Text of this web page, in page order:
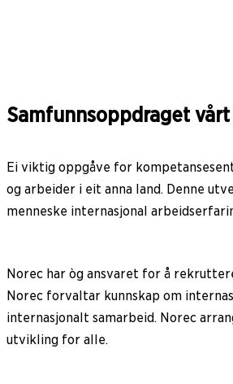
Samfunnsoppdraget vårt
Ei viktig oppgåve for
og arbeider i eit anna land. Denne
menneske internasjonal
Norec har òg ansvaret for å
Norec forvaltar kunnskap om
internasjonalt samarbeid. Norec
utvikling for alle.